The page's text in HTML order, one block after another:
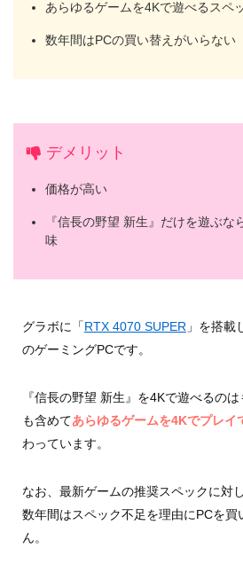
あらゆるゲームを4Kで遊べるスペ
数年間はPCの買い替えがいらない
デメリット
価格が高い
『信長の野望 新生』だけを遊ぶな
味
グラボに「RTX 4070 SUPER」を搭載
のゲーミングPCです。
『信長の野望 新生』を4Kで遊べるの
も含めてあらゆるゲームを4Kでプレイ
わっています。
なお、最新ゲームの推奨スペックに対
数年間はスペック不足を理由にPCを
ん。